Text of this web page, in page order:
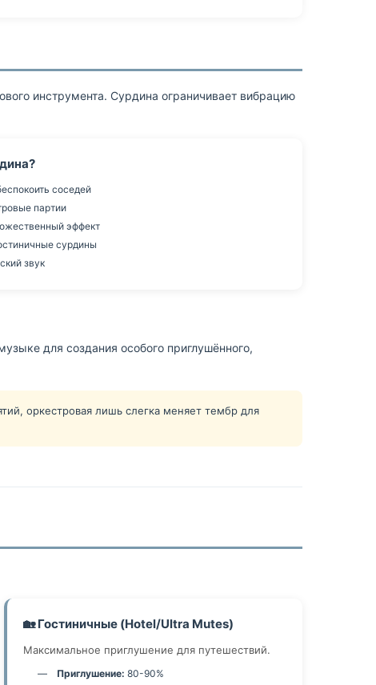
инструмента. Сурдина ограничивает вибрацию
соседей
партии
эффект
сурдины
звук
для создания особого приглушённого,
оркестровая лишь слегка меняет тембр для
🏡 Гостиничные (Hotel/Ultra Mutes)
Максимальное приглушение для путешествий.
Приглушение: 80-90%